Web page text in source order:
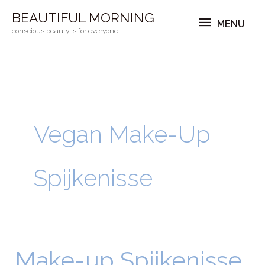
naarBEAUTIFUL MORNING
conscious beauty is for everyone
MENU
MENU
Vegan Make-Up
Spijkenisse
Make-